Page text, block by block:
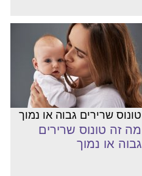
טונוס שרירים גבוה או נמוך
מה זה טונוס שרירים
גבוה או נמוך